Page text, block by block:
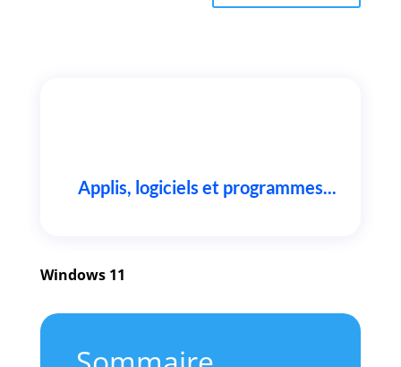
Applis, logiciels et programmes...
Windows 11